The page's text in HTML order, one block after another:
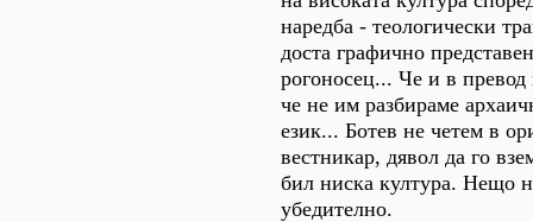
наредба - теологически
доста графично
рогоносец... Че и в превод
че не им разбираме
език... Ботев не четем в
вестникар, дявол да го
бил ниска култура. Нещо
убедително.